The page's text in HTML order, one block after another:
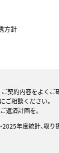
方針
契約内容をよくご
ご相談ください。
返済計画を。
年度統計、取